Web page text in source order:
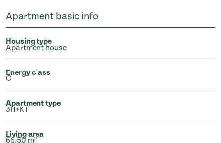
Apartment basic info
Housing type
Apartment house
Energy class
C
Apartment type
3H+KT
Living area
66.50 m²